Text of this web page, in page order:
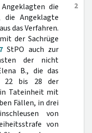
2
die
die Angeklagte
das Verfahren.
der Sachrüge
StPO auch zur
der nicht
B., die das
22 bis 28 der
Tateinheit mit
Fällen, in drei
von
von